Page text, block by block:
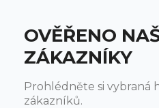
OVĚŘENO
ZÁKAZNÍKY
Prohlédněte si vybraná
zákazníků.